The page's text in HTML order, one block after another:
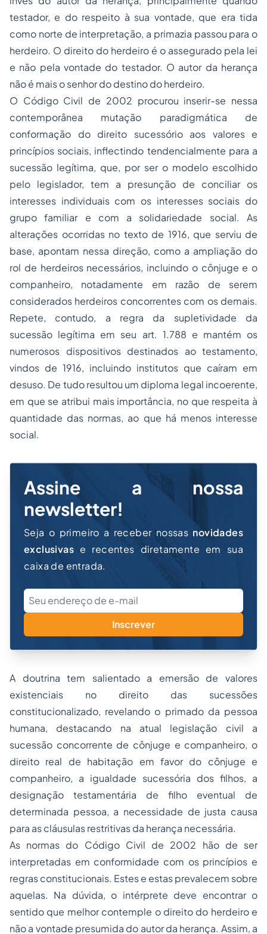
testador, e do respeito à sua vontade, que era tida
como norte de interpretação, a primazia passou para o
herdeiro. O direito do herdeiro é o assegurado pela lei
e não pela vontade do testador. O autor da herança
não é mais o senhor do destino do herdeiro.
O Código Civil de 2002 procurou inserir-se nessa
contemporânea mutação paradigmática de
conformação do direito sucessório aos valores e
princípios sociais, inflectindo tendencialmente para a
sucessão legítima, que, por ser o modelo escolhido
pelo legislador, tem a presunção de conciliar os
interesses individuais com os interesses sociais do
grupo familiar e com a solidariedade social. As
alterações ocorridas no texto de 1916, que serviu de
base, apontam nessa direção, como a ampliação do
rol de herdeiros necessários, incluindo o cônjuge e o
companheiro, notadamente em razão de serem
considerados herdeiros concorrentes com os demais.
Repete, contudo, a regra da supletividade da
sucessão legítima em seu art. 1.788 e mantém os
numerosos dispositivos destinados ao testamento,
vindos de 1916, incluindo institutos que caíram em
desuso. De tudo resultou um diploma legal incoerente,
em que se atribui mais importância, no que respeita à
quantidade das normas, ao que há menos interesse
social.
Assine a nossa
newsletter!
Seja o primeiro a receber nossas novidades
exclusivas e recentes diretamente em sua
caixa de entrada.
Inscrever
A doutrina tem salientado a emersão de valores
existenciais no direito das sucessões
constitucionalizado, revelando o primado da pessoa
humana, destacando na atual legislação civil a
sucessão concorrente de cônjuge e companheiro, o
direito real de habitação em favor do cônjuge e
companheiro, a igualdade sucessória dos filhos, a
designação testamentária de filho eventual de
determinada pessoa, a necessidade de justa causa
para as cláusulas restritivas da herança necessária.
As normas do Código Civil de 2002 hão de ser
interpretadas em conformidade com os princípios e
regras constitucionais. Estes e estas prevalecem sobre
aquelas. Na dúvida, o intérprete deve encontrar o
sentido que melhor contemple o direito do herdeiro e
não a vontade presumida do autor da herança. Assim, a